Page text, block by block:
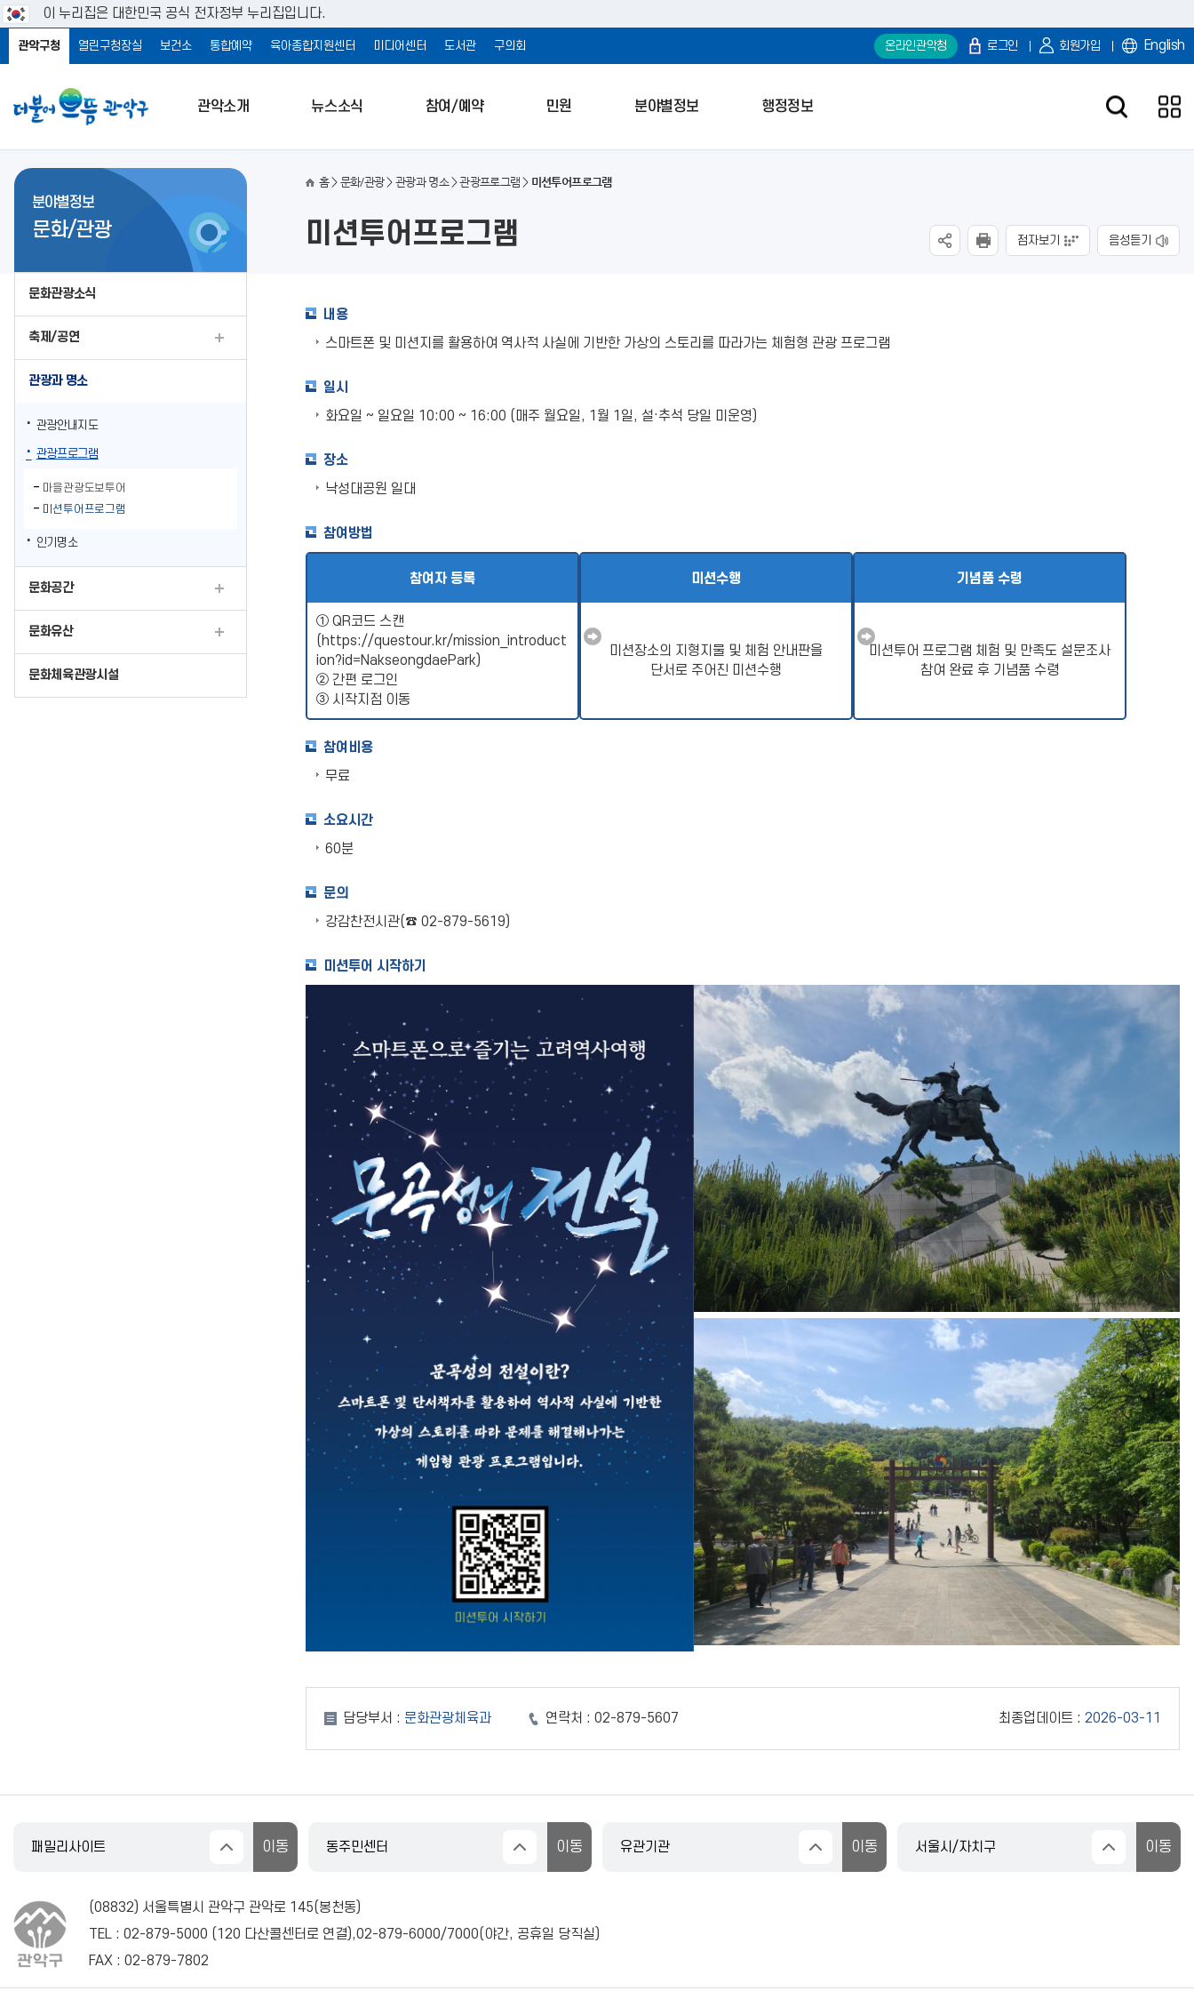
이 누리집은 대한민국 공식 전자정부 누리집입니다.
관악구청 열린구청장실 보건소 통합예약 육아종합지원센터 미디어센터 도서관 구의회 온라인관악청 로그인 회원가입 English
관악소개 뉴스소식 참여/예약 민원 분야별정보 행정정보
분야별정보
문화/관광
문화관광소식
축제/공연
관광과 명소
관광안내지도
관광프로그램
마을관광도보투어
미션투어프로그램
인기명소
문화공간
문화유산
문화체육관광시설
홈 문화/관광 관광과 명소 관광프로그램 미션투어프로그램
미션투어프로그램 점자보기 음성듣기
내용
스마트폰 및 미션지를 활용하여 역사적 사실에 기반한 가상의 스토리를 따라가는 체험형 관광 프로그램
일시
화요일 ~ 일요일 10:00 ~ 16:00 (매주 월요일, 1월 1일, 설·추석 당일 미운영)
장소
낙성대공원 일대
참여방법
참여자 등록
① QR코드 스캔
( https://questour.kr/mission_introduct
ion?id=NakseongdaePark)
② 간편 로그인
③ 시작지점 이동
미션수행
미션장소의 지형지물 및 체험 안내판을
단서로 주어진 미션수행
기념품 수령
미션투어 프로그램 체험 및 만족도 설문조사
참여 완료 후 기념품 수령
참여비용
무료
소요시간
60분
문의
강감찬전시관(☎ 02-879-5619)
미션투어 시작하기
담당부서 : 문화관광체육과 연락처 : 02-879-5607 최종업데이트 : 2026-03-11
(08832) 서울특별시 관악구 관악로 145(봉천동)
TEL : 02-879-5000 (120 다산콜센터로 연결),02-879-6000/7000(야간, 공휴일 당직실)
FAX : 02-879-7802